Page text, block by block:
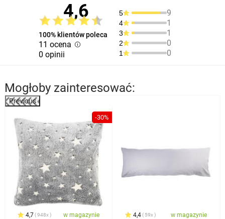
4,6
100% klientów poleca
11 ocena
0 opinii
5 9
4 1
3 1
2 0
1 0
Mogłoby zainteresować:
Previous
-30%
4,7 948x w magazynie 4,4 59x w magazynie